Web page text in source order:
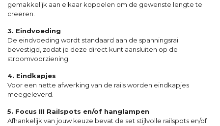
gemakkelijk aan elkaar koppelen om de gewenste lengte te
creëren.
3. Eindvoeding
De eindvoeding wordt standaard aan de spanningsrail
bevestigd, zodat je deze direct kunt aansluiten op de
stroomvoorziening.
4. Eindkapjes
Voor een nette afwerking van de rails worden eindkapjes
meegeleverd.
5. Focus III Railspots en/of hanglampen
Afhankelijk van jouw keuze bevat de set stijlvolle railspots en/of